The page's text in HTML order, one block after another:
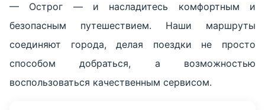
— Острог — и насладитесь комфортным и
безопасным путешествием. Наши маршруты
соединяют города, делая поездки не просто
способом добраться, а возможностью
воспользоваться качественным сервисом.